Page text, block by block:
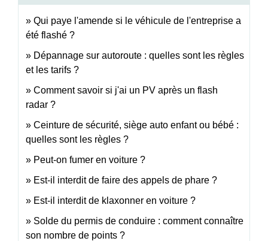
Qui paye l'amende si le véhicule de l'entreprise a
été flashé ?
Dépannage sur autoroute : quelles sont les règles
et les tarifs ?
Comment savoir si j'ai un PV après un flash
radar ?
Ceinture de sécurité, siège auto enfant ou bébé :
quelles sont les règles ?
Peut-on fumer en voiture ?
Est-il interdit de faire des appels de phare ?
Est-il interdit de klaxonner en voiture ?
Solde du permis de conduire : comment connaître
son nombre de points ?